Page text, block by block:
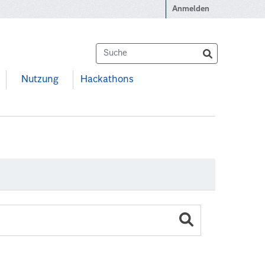
Anmelden
Nutzung Hackathons